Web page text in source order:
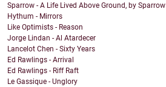
Sparrow - A Life Lived Above Ground, by Sparrow
Hythum - Mirrors
Like Optimists - Reason
Jorge Lindan - Al Atardecer
Lancelot Chen - Sixty Years
Ed Rawlings - Arrival
Ed Rawlings - Riff Raft
Le Gassique - Unglory